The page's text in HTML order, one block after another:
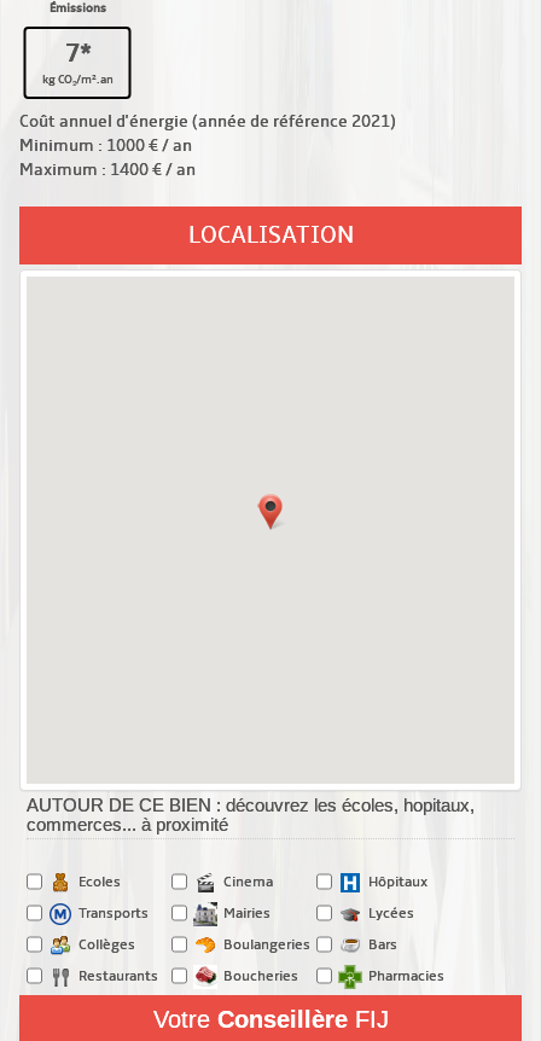
7*
kg CO₂/m².an
Émissions
Coût annuel d'énergie (année de référence 2021)
Minimum : 1000 € / an
Maximum : 1400 € / an
LOCALISATION
AUTOUR DE CE BIEN : découvrez les écoles, hopitaux,
commerces... à proximité
Ecoles Cinema
Hôpitaux
Transports
Mairies
Lycées
Collèges
Boulangeries
Bars
Restaurants
Boucheries Pharmacies
Votre Conseillère FIJ